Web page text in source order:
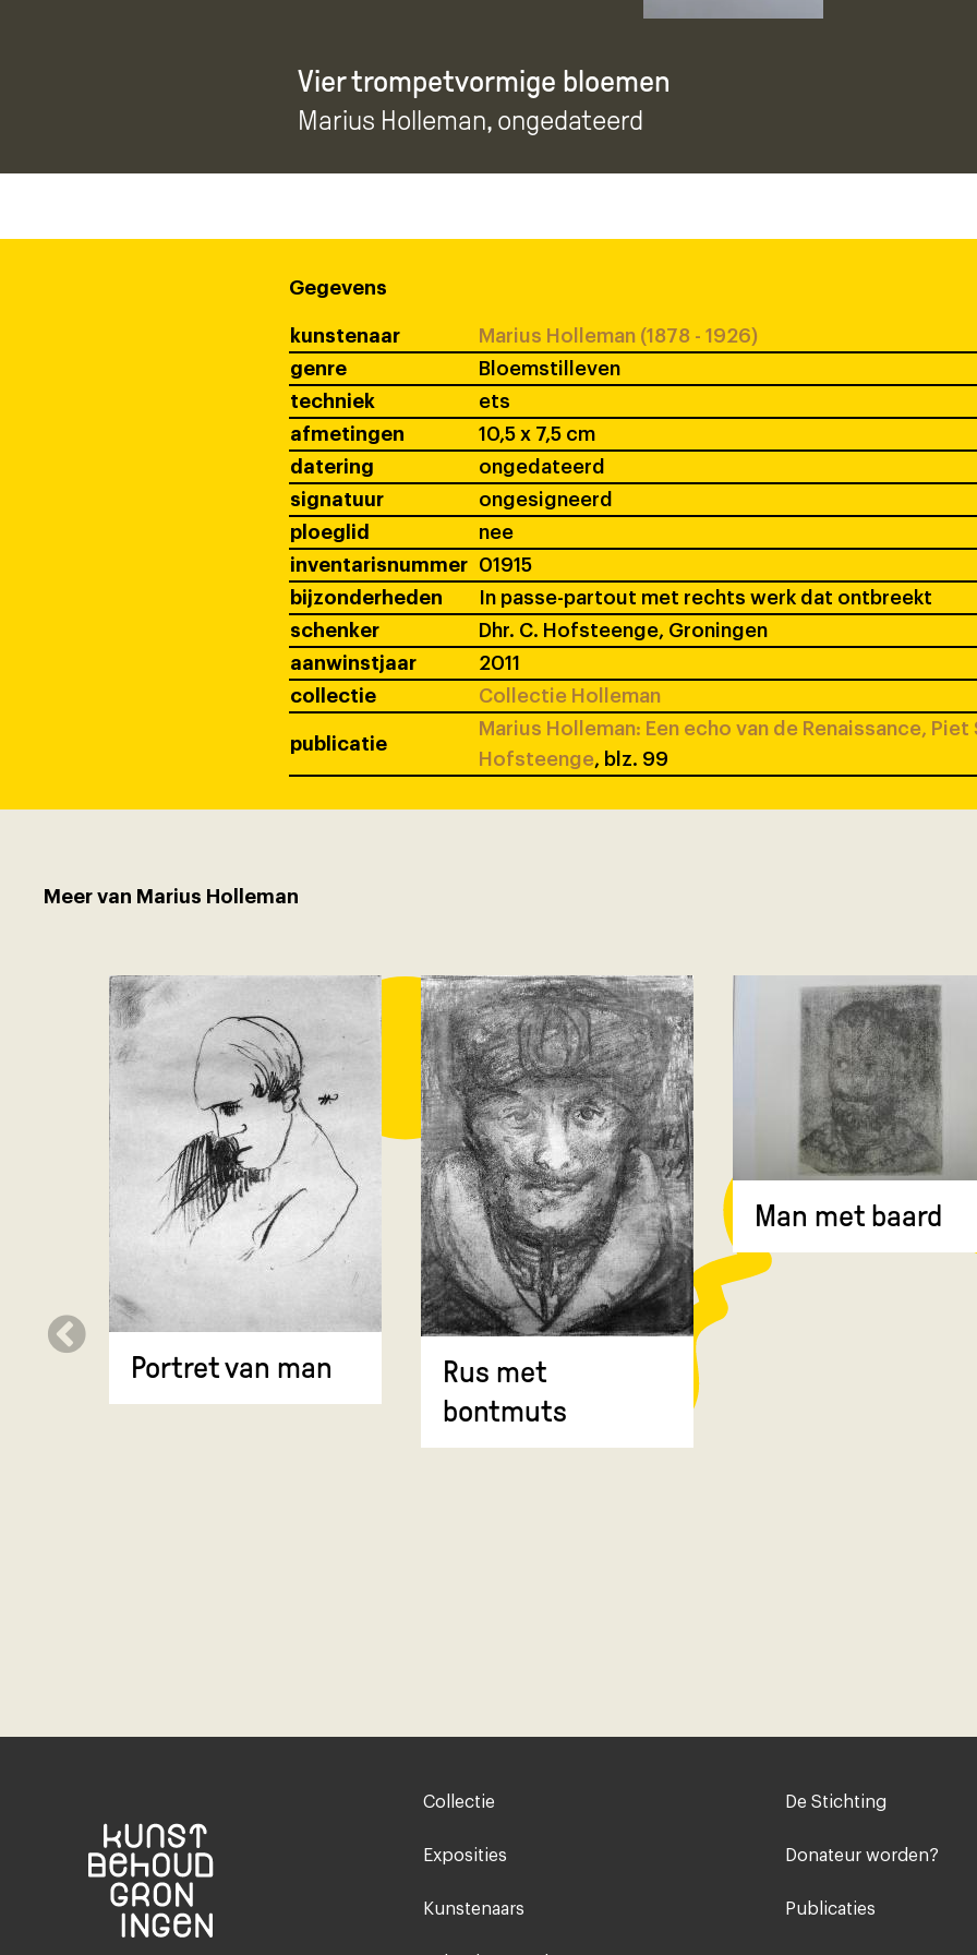
Vier trompetvormige bloemen
Marius Holleman, ongedateerd
Gegevens
kunstenaar
Marius Holleman (1878 - 1926)
genre
Bloemstilleven
techniek
ets
afmetingen
10,5 x 7,5 cm
datering
ongedateerd
signatuur
ongesigneerd
ploeglid
nee
inventarisnummer
01915
bijzonderheden
In passe-partout met rechts werk dat ontbreekt
schenker
Dhr. C. Hofsteenge, Groningen
aanwinstjaar
2011
collectie
Collectie Holleman
publicatie
Marius Holleman: Een echo van de Renaissance, Piet
Hofsteenge, blz. 99
Meer van Marius Holleman
Portret van man
Rus met
bontmuts
Man met baard
Footer-
Collectie
Exposities
Kunstenaars
Voet
De Stichting
Donateur worden?
Publicaties